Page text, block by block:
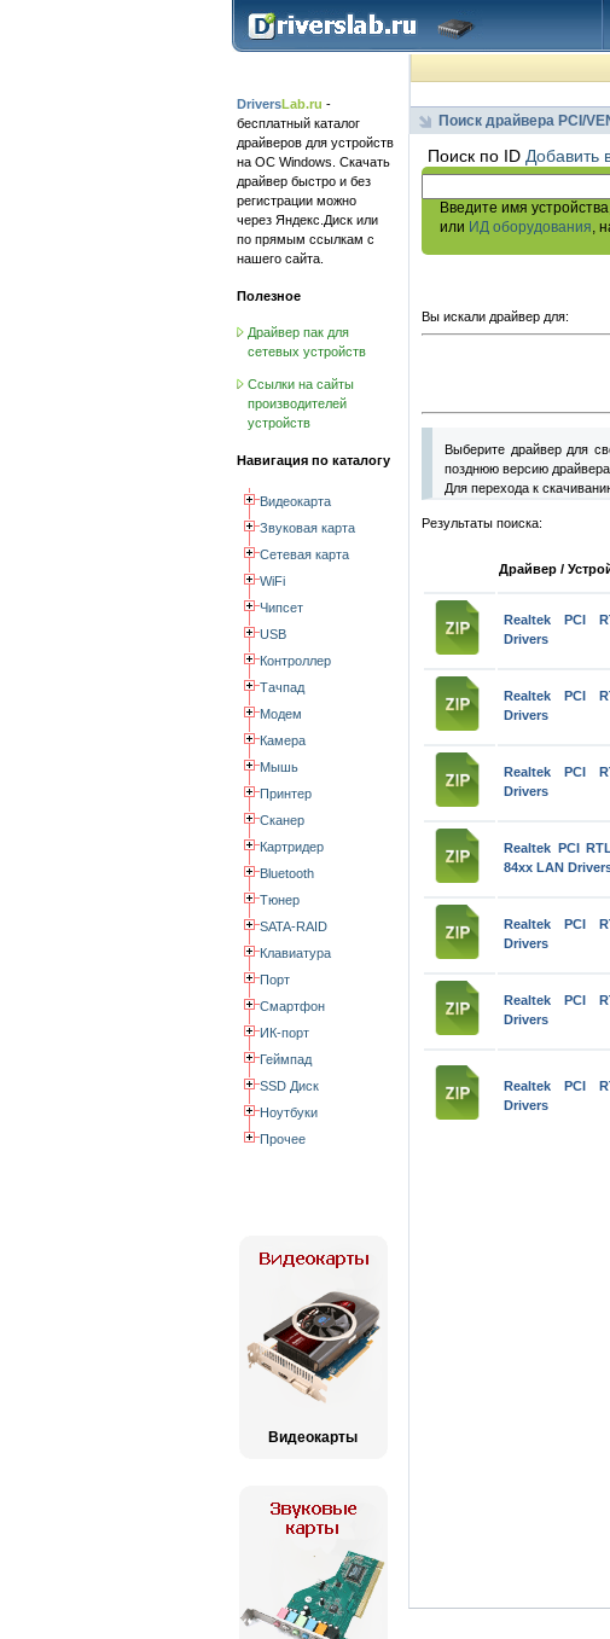
DriversLab.ru -
бесплатный каталог
драйверов для устройств
на ОС Windows. Скачать
драйвер быстро и без
регистрации можно
через Яндекс.Диск или
по прямым ссылкам с
нашего сайта.
Полезное
Драйвер пак для
сетевых устройств
Ссылки на сайты
производителей
устройств
Навигация по каталогу
Видеокарта
Звуковая карта
Сетевая карта
WiFi
Чипсет
USB
Контроллер
Тачпад
Модем
Камера
Мышь
Принтер
Сканер
Картридер
Bluetooth
Тюнер
SATA-RAID
Клавиатура
Порт
Смартфон
ИК-порт
Геймпад
SSD Диск
Ноутбуки
Прочее
Видеокарты
Поиск драйвера PCI/
Поиск по ID Добавить
Введите имя
или ИД оборудования,
Вы искали драйвер для:
Выберите драйвер для
позднюю версию
Для перехода к
Результаты поиска:
Драйвер /
Realtek PCI
Drivers
Realtek PCI
Drivers
Realtek PCI
Drivers
Realtek PCI
84xx LAN
Realtek PCI
Drivers
Realtek PCI
Drivers
Realtek PCI
Drivers